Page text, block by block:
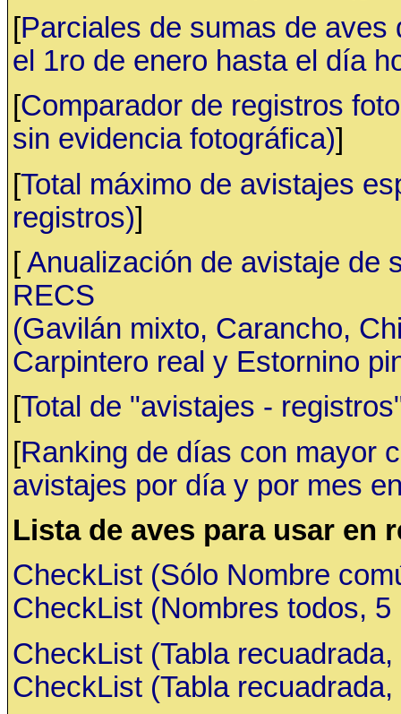
[Parciales de sumas de
el 1ro de enero hasta el día
[Comparador de registros
sin evidencia fotográfica)]
[Total máximo de avistajes
registros)]
[Anualización de avistaje de
RECS
(Gavilán mixto, Carancho,
Carpintero real y Estornino
[Total de "avistajes -
[Ranking de días con mayor
avistajes por día y por mes
Lista de aves para usar en
CheckList (Sólo Nombre
CheckList (Nombres todos,
CheckList (Tabla
CheckList (Tabla